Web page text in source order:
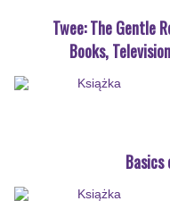
Twee: The Gentle
Books,
Basics